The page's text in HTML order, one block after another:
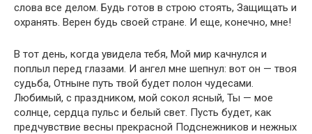
слова все делом. Будь готов в строю стоять, Защищать и
охранять. Верен будь своей стране. И еще, конечно, мне!
В тот день, когда увидела тебя, Мой мир качнулся и
поплыл перед глазами. И ангел мне шепнул: вот он — твоя
судьба, Отныне путь твой будет полон чудесами.
Любимый, с праздником, мой сокол ясный, Ты — мое
солнце, сердца пульс и белый свет. Пусть будет, как
предчувствие весны прекрасной Подснежников и нежных